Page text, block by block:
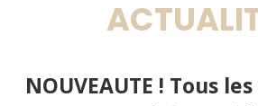
NOUVEAUTE ! Tous